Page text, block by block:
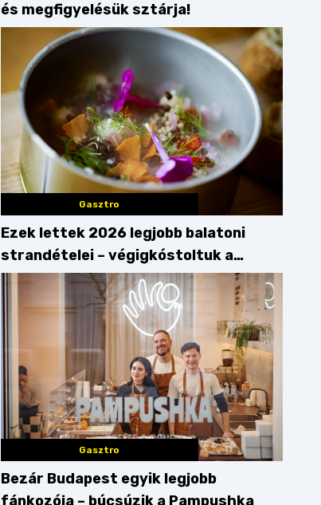
és megfigyelésük sztárja!
Gasztro
Ezek lettek 2026 legjobb balatoni
strandételei – végigkóstoltuk a
győzteseket
Gasztro
Bezár Budapest egyik legjobb
fánkozója – búcsúzik a Pampushka